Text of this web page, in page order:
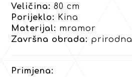
Veličina: 80 cm
Porijeklo: Kina
Materijal: mramor
Završna obrada: prirodna
Primjena: